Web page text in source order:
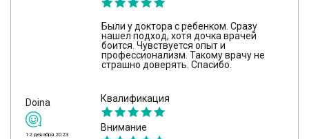
Были у доктора с ребенком. Сразу
нашел подход, хотя дочка врачей
боится. Чувствуется опыт и
профессионализм. Такому врачу не
страшно доверять. Спасибо.
Doina
12 декабря 2023
Квалификация
Внимание